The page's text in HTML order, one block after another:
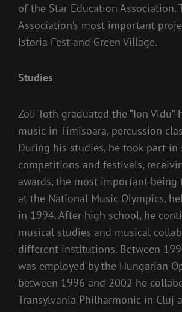
of the Star Education Association.
Association’s most important
Istoria Fest and Green Village.
Studies
Zoli Toth graduated the “Ion
music in Timisoara, percussion
During his studies, he took part in
competitions and festivals,
awards, the most important being
at the National Music Olympics,
in 1994. After high school, he
musical studies and musical
different institutions. Between
was employed by the Hungarian
between 1996 and 2002 he
Transylvania Philharmonic in Cluj